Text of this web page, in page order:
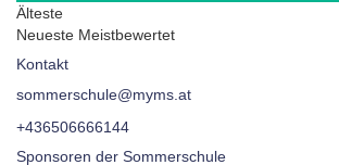
Älteste
Neueste Meistbewertet
Kontakt
sommerschule@myms.at
+436506666144
Sponsoren der Sommerschule